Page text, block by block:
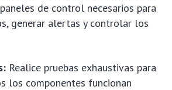
de control necesarios para
generar alertas y controlar los
Realice pruebas exhaustivas para
los componentes funcionan